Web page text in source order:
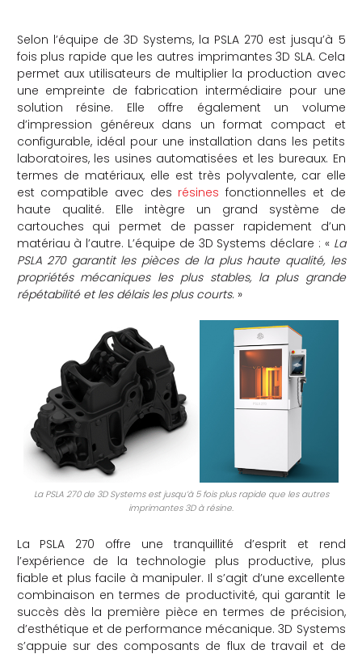
Selon l’équipe de 3D Systems, la PSLA 270 est jusqu’à 5
fois plus rapide que les autres imprimantes 3D SLA. Cela
permet aux utilisateurs de multiplier la production avec
une empreinte de fabrication intermédiaire pour une
solution résine. Elle offre également un volume
d’impression généreux dans un format compact et
configurable, idéal pour une installation dans les petits
laboratoires, les usines automatisées et les bureaux. En
termes de matériaux, elle est très polyvalente, car elle
est compatible avec des résines fonctionnelles et de
haute qualité. Elle intègre un grand système de
cartouches qui permet de passer rapidement d’un
matériau à l’autre. L’équipe de 3D Systems déclare : « La
PSLA 270 garantit les pièces de la plus haute qualité, les
propriétés mécaniques les plus stables, la plus grande
répétabilité et les délais les plus courts. »
La PSLA 270 de 3D Systems est jusqu’à 5 fois plus rapide que les autres
imprimantes 3D à résine.
La PSLA 270 offre une tranquillité d’esprit et rend
l’expérience de la technologie plus productive, plus
fiable et plus facile à manipuler. Il s’agit d’une excellente
combinaison en termes de productivité, qui garantit le
succès dès la première pièce en termes de précision,
d’esthétique et de performance mécanique. 3D Systems
s’appuie sur des composants de flux de travail et de